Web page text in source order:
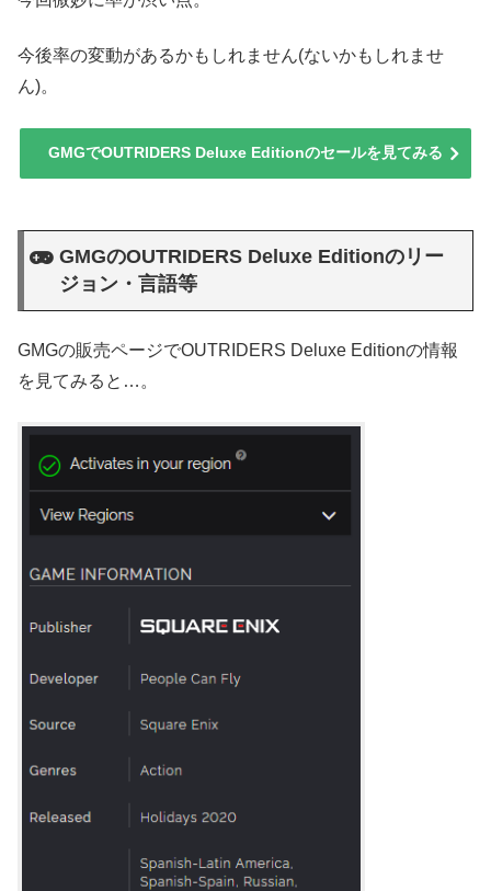
今後率の変動があるかもしれません(ないかもしれませ
ん)。
GMGでOUTRIDERS Deluxe Editionのセールを見てみる
GMGのOUTRIDERS Deluxe Editionのリー
ジョン・言語等
GMGの販売ページでOUTRIDERS Deluxe Editionの情報
を見てみると…。